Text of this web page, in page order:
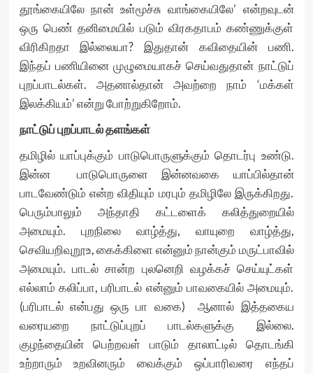
தூங்கையிலே நான் உள்மூச்சு வாங்கையிலே’ என்றவுடன்
ஒரு பெண் தனிமையில் படும் விரகதாபம் கண்ணுக்குள்
விரிகிறதா இல்லையா? இதுதான் கவிதையின் பணி.
இந்தப் பணியினை முழுமையாகச் செய்வதுதான் நாட்டுப்
புறப்பாடல்கள். அதனால்தான் அவற்றை நாம் ‘மக்கள்
இலக்கியம்’ என்று போற்றுகிறோம்.
நாட்டுப் புறப்பாடல் தளங்கள்
தமிழில் யாப்புக்கும் பாடுபொருளுக்கும் தொடர்பு உண்டு.
இன்ன பாடுபொருளை இன்னவகை யாப்பில்தான்
பாடவேண்டும் என்ற விதியும் மரபும் தமிழிலே இருக்கிறது.
பெரும்பாலும் அந்தாதி கட்டளைக் கலித்துறையில்
அமையும். புறநிலை வாழ்த்து, வாயுறை வாழ்த்து,
செவியறிவுறூஉ, கைக்கிளை என்னும் நான்கும் மருட்பாவில்
அமையும். பாடல் சான்ற புலனெறி வழக்கச் செய்யுட்கள்
எல்லாம் கலிப்பா, பரிபாடல் என்னும் பாவகையில் அமையும்.
(பரிபாடல் என்பது ஒரு பா வகை) ஆனால் இத்தகைய
வரையறை நாட்டுப்புறப் பாடல்களுக்கு இல்லை.
குழந்தையின் பெற்றவள் பாடும் தாலாட்டில் தொடங்கி
உற்றாரும் உறவினரும் வைக்கும் ஒப்பாரிவரை எந்தப்